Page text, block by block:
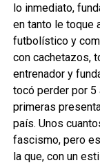
lo inmediato,
en tanto le toque
futbolístico y
con cachetazos,
entrenador y
tocó perder por 5
primeras
país. Unos
fascismo, pero
la que, con un